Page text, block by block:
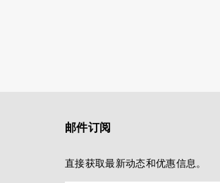
邮件订阅
直接获取最新动态和优惠信息。